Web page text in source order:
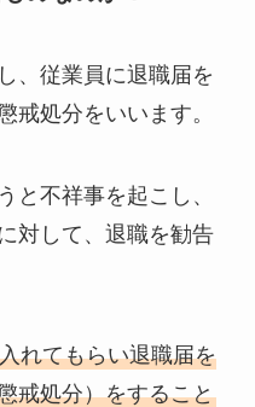
、従業員に退職届を
戒処分をいいます。
と不祥事を起こし、
対して、退職を勧告
れてもらい退職届を
戒処分）をすること